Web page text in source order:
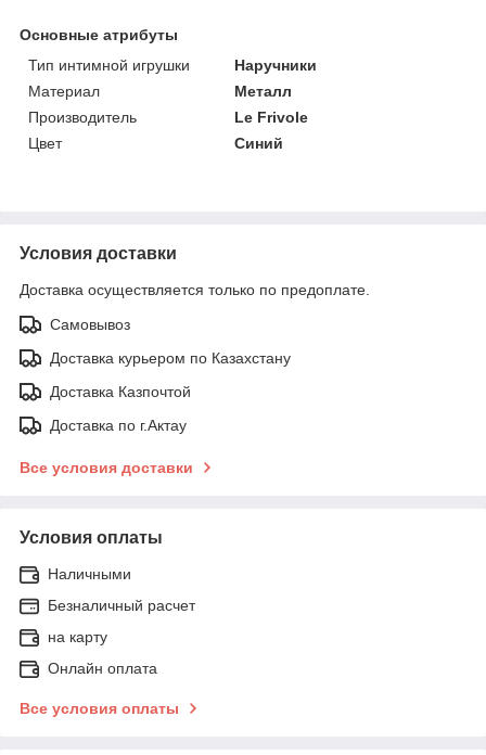
Основные атрибуты
Тип интимной игрушки
Наручники
Материал
Металл
Производитель
Le Frivole
Цвет
Синий
Условия доставки
Доставка осуществляется только по предоплате.
Самовывоз
Доставка курьером по Казахстану
Доставка Казпочтой
Доставка по г.Актау
Все условия доставки
Условия оплаты
Наличными
Безналичный расчет
на карту
Онлайн оплата
Все условия оплаты